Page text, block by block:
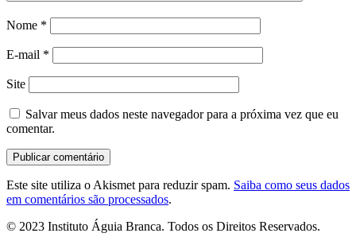
Nome *
E-mail *
Site
Salvar meus dados neste navegador para a próxima vez que eu
comentar.
Este site utiliza o Akismet para reduzir spam. Saiba como seus dados
em comentários são processados.
© 2023 Instituto Águia Branca. Todos os Direitos Reservados.